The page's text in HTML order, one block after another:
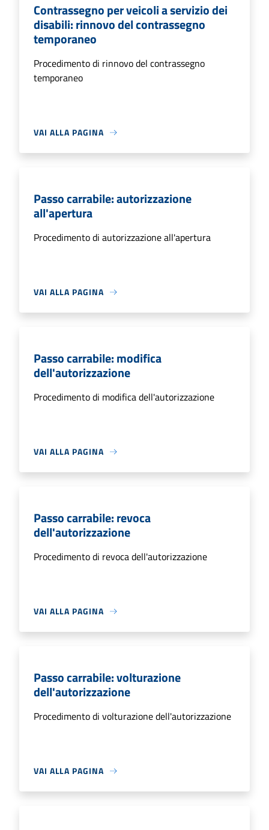
Contrassegno per veicoli a servizio dei
disabili: rinnovo del contrassegno
temporaneo
Procedimento di rinnovo del contrassegno
temporaneo
VAI ALLA PAGINA
Passo carrabile: autorizzazione
all'apertura
Procedimento di autorizzazione all'apertura
VAI ALLA PAGINA
Passo carrabile: modifica
dell'autorizzazione
Procedimento di modifica dell'autorizzazione
VAI ALLA PAGINA
Passo carrabile: revoca
dell'autorizzazione
Procedimento di revoca dell'autorizzazione
VAI ALLA PAGINA
Passo carrabile: volturazione
dell'autorizzazione
Procedimento di volturazione dell'autorizzazione
VAI ALLA PAGINA